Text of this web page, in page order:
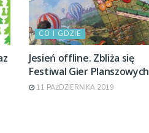
CO I GDZIE
Jesień offline. Zbliża się
Festiwal Gier Planszowych
11 PAŹDZIERNIKA 2019